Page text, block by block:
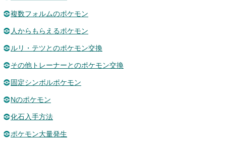
複数フォルムのポケモン
人からもらえるポケモン
ルリ・テツとのポケモン交換
その他トレーナーとのポケモン交換
固定シンボルポケモン
Nのポケモン
化石入手方法
ポケモン大量発生